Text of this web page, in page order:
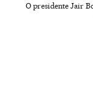
O presidente Jair